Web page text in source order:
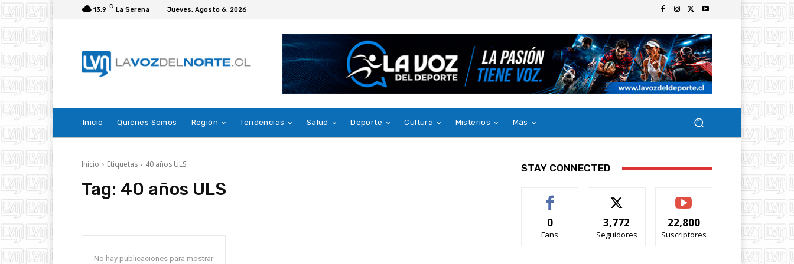
13.9 C La Serena Jueves, Agosto 6, 2026
Inicio Quiénes Somos Región Tendencias Salud Deporte Cultura Misterios Más
Inicio Etiquetas 40 años ULS
Tag: 40 años ULS
No hay publicaciones para mostrar
STAY CONNECTED
0
Fans
3,772
Seguidores
22,800
Suscriptores